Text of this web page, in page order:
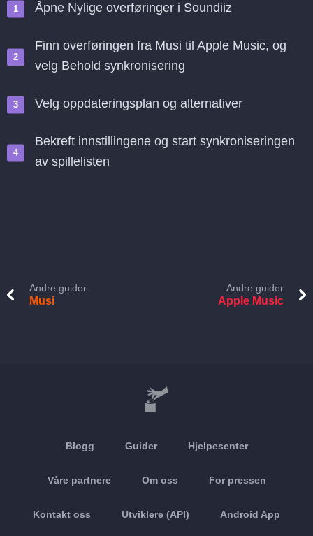
Åpne Nylige overføringer i Soundiiz
Finn overføringen fra Musi til Apple Music, og
velg Behold synkronisering
Velg oppdateringsplan og alternativer
Bekreft innstillingene og start synkroniseringen
av spillelisten
Andre guider
Musi
Andre guider
Apple Music
Blogg Guider Hjelpesenter
Våre partnere Om oss For pressen
Kontakt oss Utviklere (API) Android App